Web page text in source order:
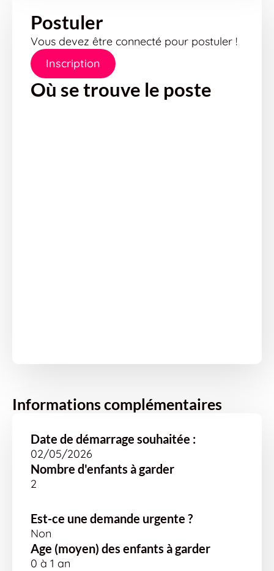
Postuler
Vous devez être connecté pour postuler !
Inscription
Où se trouve le poste
Informations complémentaires
Date de démarrage souhaitée :
02/05/2026
Nombre d'enfants à garder
2
Est-ce une demande urgente ?
Non
Age (moyen) des enfants à garder
0 à 1 an